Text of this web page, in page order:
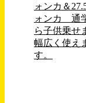
ォンカ＆
ォンカ 通
ら子供乗せ
幅広く使え
す。